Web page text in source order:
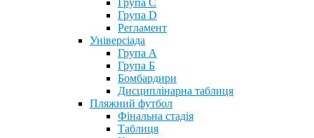
Група С
Група D
Регламент
Універсіада
Група А
Група Б
Бомбардири
Дисциплінарна таблиця
Пляжний футбол
Фінальна стадія
Таблиця